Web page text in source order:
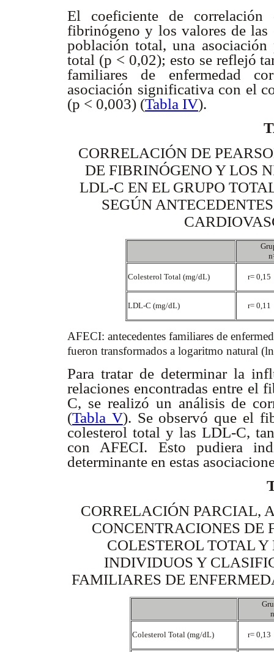
El coeficiente de correlación
fibrinógeno y los valores de las
población total, una
total (p < 0,02); esto se reflejó
familiares de enfermedad
asociación significativa con el
(p < 0,003) (Tabla IV).
CORRELACIÓN DE
DE FIBRINÓGENO Y LOS
LDL-C EN EL GRUPO
SEGÚN
Colesterol Total (mg/dL) r= 0,15
LDL-C (mg/dL) r= 0,11
AFECI: antecedentes familiares de
fueron transformados a logaritmo natural
Para tratar de determinar la
relaciones encontradas entre
C, se realizó un análisis de
(Tabla V). Se observó que el
colesterol total y las LDL-C,
con AFECI. Esto pudiera
determinante en estas
CORRELACIÓN PARCIAL,
CONCENTRACIONES DE
COLESTEROL TOTAL
INDIVIDUOS Y
FAMILIARES DE
Colesterol Total (mg/dL) r= 0,13